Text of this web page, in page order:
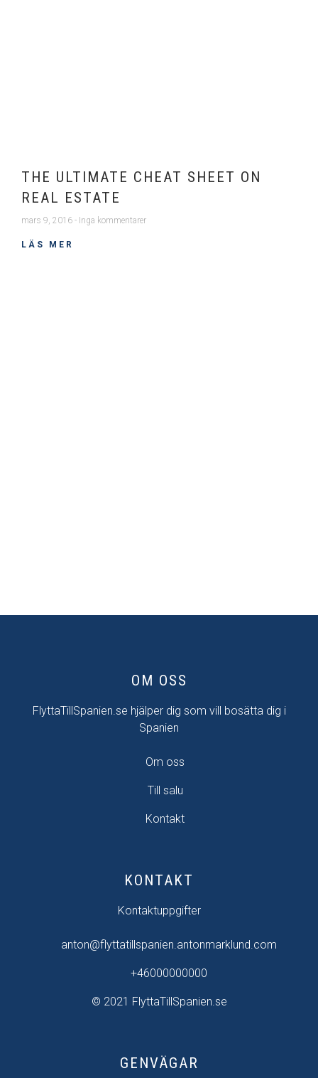
THE ULTIMATE CHEAT SHEET ON
REAL ESTATE
mars 9, 2016 Inga kommentarer
LÄS MER
OM OSS
FlyttaTillSpanien.se hjälper dig som vill bosätta dig i
Spanien
Om oss
Till salu
Kontakt
KONTAKT
Kontaktuppgifter
anton@flyttatillspanien.antonmarklund.com
+46000000000
© 2021 FlyttaTillSpanien.se
GENVÄGAR